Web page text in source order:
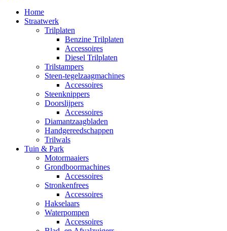
Home
Straatwerk
Trilplaten
Benzine Trilplaten
Accessoires
Diesel Trilplaten
Trilstampers
Steen-tegelzaagmachines
Accessoires
Steenknippers
Doorslijpers
Accessoires
Diamantzaagbladen
Handgereedschappen
Trilwals
Tuin & Park
Motormaaiers
Grondboormachines
Accessoires
Stronkenfrees
Accessoires
Hakselaars
Waterpompen
Accessoires